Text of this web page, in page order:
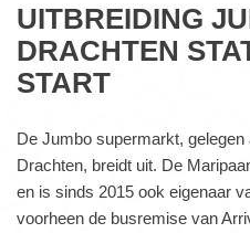
UITBREIDING
DRACHTEN
START
De Jumbo supermarkt,
Drachten, breidt uit. De
en is sinds 2015 ook eigenaar
voorheen de busremise van